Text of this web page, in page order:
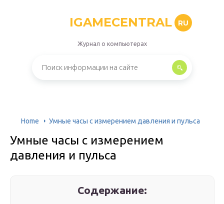
IGAMECENTRAL RU
Журнал о компьютерах
Home Умные часы с измерением давления и пульса
Умные часы с измерением
давления и пульса
Содержание: